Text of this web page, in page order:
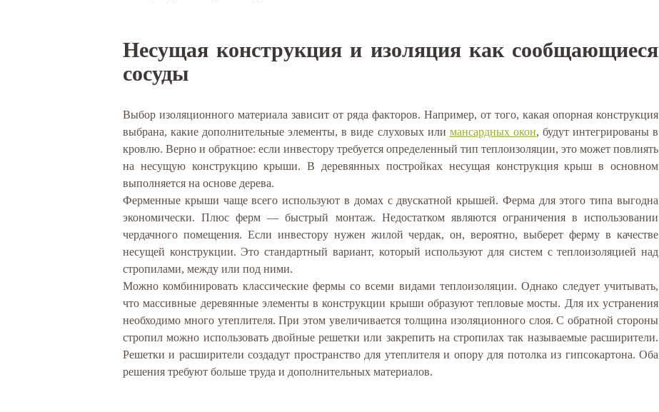
Несущая конструкция и изоляция как сообщающиеся
сосуды
Выбор изоляционного материала зависит от ряда факторов. Например, от того, какая опорная конструкция
выбрана, какие дополнительные элементы, в виде слуховых или мансардных окон, будут интегрированы в
кровлю. Верно и обратное: если инвестору требуется определенный тип теплоизоляции, это может повлиять
на несущую конструкцию крыши. В деревянных постройках несущая конструкция крыш в основном
выполняется на основе дерева.
Ферменные крыши чаще всего используют в домах с двускатной крышей. Ферма для этого типа выгодна
экономически. Плюс ферм — быстрый монтаж. Недостатком являются ограничения в использовании
чердачного помещения. Если инвестору нужен жилой чердак, он, вероятно, выберет ферму в качестве
несущей конструкции. Это стандартный вариант, который используют для систем с теплоизоляцией над
стропилами, между или под ними.
Можно комбинировать классические фермы со всеми видами теплоизоляции. Однако следует учитывать,
что массивные деревянные элементы в конструкции крыши образуют тепловые мосты. Для их устранения
необходимо много утеплителя. При этом увеличивается толщина изоляционного слоя. С обратной стороны
стропил можно использовать двойные решетки или закрепить на стропилах так называемые расширители.
Решетки и расширители создадут пространство для утеплителя и опору для потолка из гипсокартона. Оба
решения требуют больше труда и дополнительных материалов.